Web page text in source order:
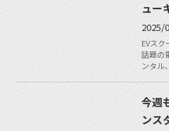
ュー
2025/
EVス
話題の
ンタル
今週
ンス